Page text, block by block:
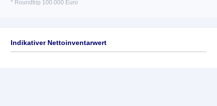
* Roundtrip 100.000 Euro
Indikativer Nettoinventarwert